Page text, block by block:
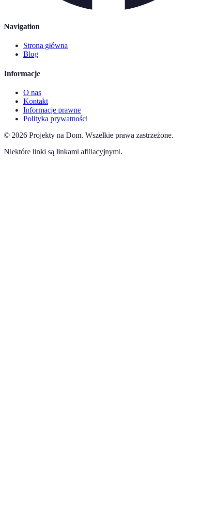
Navigation
Strona główna
Blog
Informacje
O nas
Kontakt
Informacje prawne
Polityka prywatności
© 2026 Projekty na Dom. Wszelkie prawa zastrzeżone.
Niektóre linki są linkami afiliacyjnymi.